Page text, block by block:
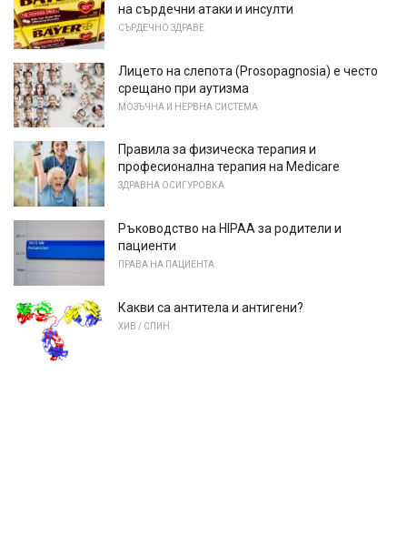
на сърдечни атаки и инсулти
СЪРДЕЧНО ЗДРАВЕ
Лицето на слепота (Prosopagnosia) е често
срещано при аутизма
МОЗЪЧНА И НЕРВНА СИСТЕМА
Правила за физическа терапия и
професионална терапия на Medicare
ЗДРАВНА ОСИГУРОВКА
Ръководство на HIPAA за родители и
пациенти
ПРАВА НА ПАЦИЕНТА
Какви са антитела и антигени?
ХИВ / СПИН